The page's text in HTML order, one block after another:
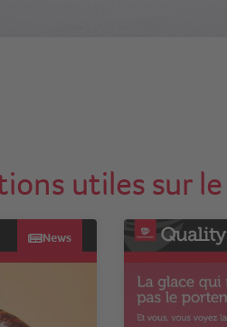
utiles sur
News